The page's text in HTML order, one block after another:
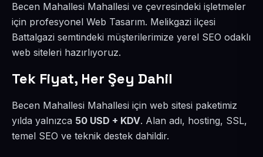
Becen Mahallesi Mahallesi ve çevresindeki işletmeler
için profesyonel Web Tasarım. Melikgazi ilçesi
Battalgazi semtindeki müşterilerimize yerel SEO odaklı
web siteleri hazırlıyoruz.
Tek Fiyat, Her Şey Dahil
Becen Mahallesi Mahallesi için web sitesi paketimiz
yılda yalnızca 50 USD + KDV. Alan adı, hosting, SSL,
temel SEO ve teknik destek dahildir.